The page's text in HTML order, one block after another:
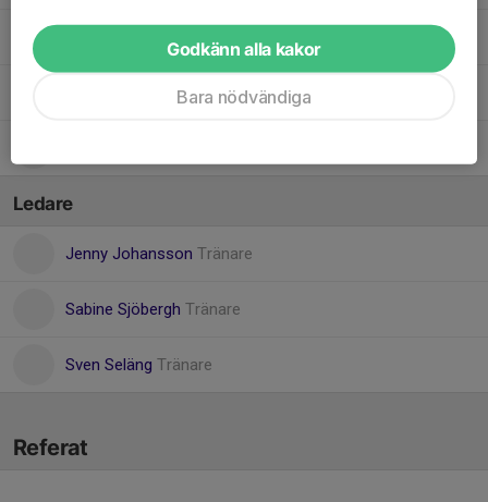
Wilma Grangård
Ledare
Jenny Johansson Tränare
Sabine Sjöbergh Tränare
Sven Seläng Tränare
Referat
Godkänn alla kakor
Bara nödvändiga